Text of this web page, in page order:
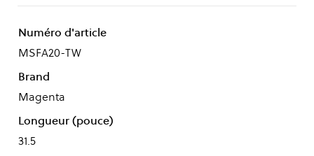
Numéro d'article
MSFA20-TW
Brand
Magenta
Longueur (pouce)
31.5